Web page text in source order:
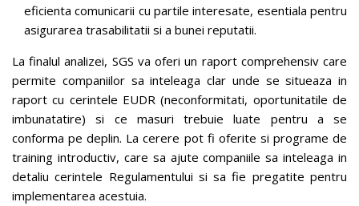
eficienta comunicarii cu partile interesate, esentiala pentru
asigurarea trasabilitatii​ si a bunei reputatii.
La finalul analizei, SGS va oferi un raport comprehensiv care
permite companiilor sa inteleaga clar unde se situeaza in
raport cu cerintele EUDR (neconformitati, oportunitatile de
imbunatatire) si ce masuri trebuie luate pentru a se
conforma pe deplin. La cerere pot fi oferite si programe de
training introductiv, care sa ajute companiile sa inteleaga in
detaliu cerintele Regulamentului si sa fie pregatite pentru
implementarea acestuia.